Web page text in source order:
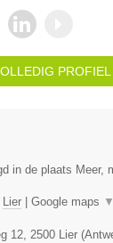
PROFIEL
in de plaats Meer,
Lier| Google maps ▼
12, 2500 Lier(